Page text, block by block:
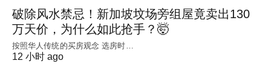
破除风水禁忌！新加坡坟场旁组屋竟卖出130
万天价，为什么如此抢手？🤯
按照华人传统的买房观念 选房时…
12 小时 ago